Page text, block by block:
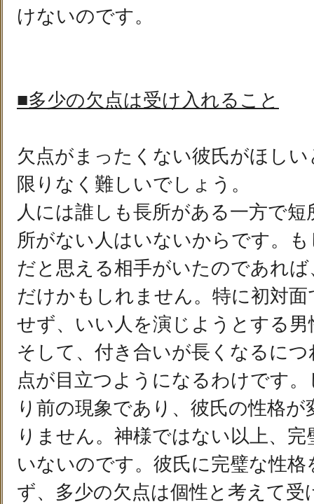
けないのです。
■多少の欠点は受け入れること
欠点がまったくない彼氏がほし
限りなく難しいでしょう。
人には誰しも長所がある一方で
所がない人はいないからです。
だと思える相手がいたのであれ
だけかもしれません。特に初対
せず、いい人を演じようとする
そして、付き合いが長くなるに
点が目立つようになるわけです
り前の現象であり、彼氏の性格
りません。神様ではない以上、
いないのです。彼氏に完璧な性
ず、多少の欠点は個性と考えて